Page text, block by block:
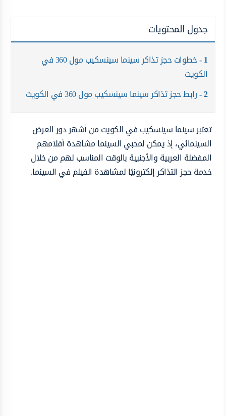
جدول المحتويات
1
خطوات حجز تذاكر سينما سينسكيب مول 360 في
الكويت
2 رابط حجز تذاكر سينما سينسكيب مول 360 في الكويت
تعتبر سينما سينسكيب في الكويت من أشهر دور العرض
السينمائي، إذ يمكن لمحبي السينما مشاهدة أفلامهم
المفضلة العربية والأجنبية بالوقت المناسب لهم من خلال
خدمة حجز التذاكر إلكترونيًا لمشاهدة الفيلم في السينما.